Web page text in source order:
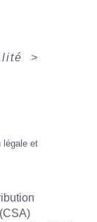
>
légale et